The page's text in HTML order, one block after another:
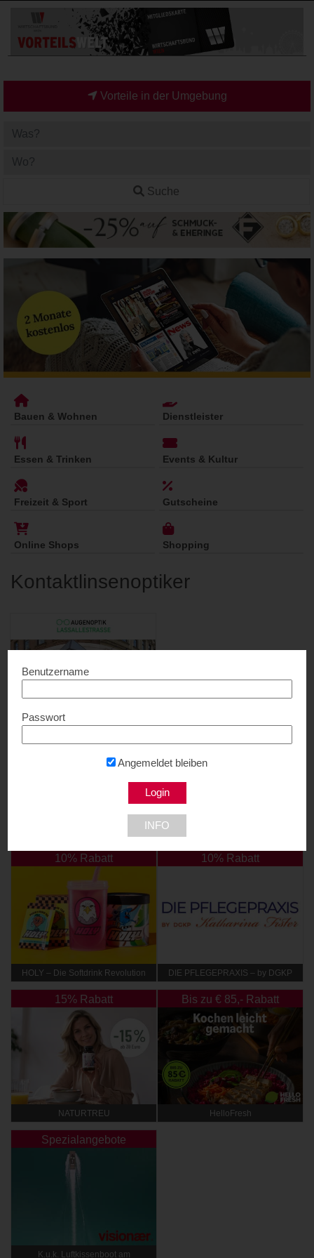
Vorteile in der Umgebung
Suche
Bauen & Wohnen Dienstleister
Essen & Trinken Events & Kultur
Freizeit & Sport Gutscheine
Online Shops Shopping
Kontaktlinsenoptiker
Lassalle Optik
10% Rabatt
HOLY – Die Softdrink Revolution
10% Rabatt
DIE PFLEGEPRAXIS – by DGKP
15% Rabatt
NATURTREU
Bis zu € 85,- Rabatt
HelloFresh
Spezialangebote
K.u.k. Luftkissenboot am
Benutzername
Passwort
Angemeldet bleiben
INFO